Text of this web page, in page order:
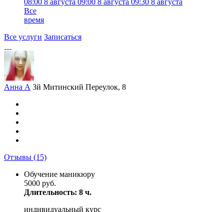
08:00 8 августа 09:00 8 августа 09:30 8 августа
Все
время
Все услуги Записаться
Анна А 3й Митинский Переулок, 8
Отзывы (15)
Обучение маникюру
5000 руб.
Длительность: 8 ч.
индивидуальный курс